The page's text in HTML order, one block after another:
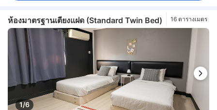
ห้องมาตรฐานเตียงแฝด (Standard Twin Bed) 16 ตารางเมตร
1/6